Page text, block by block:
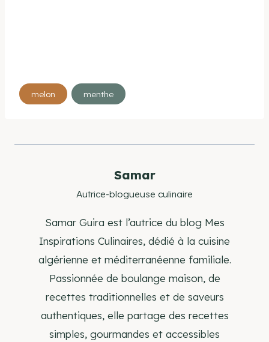
Étiquettes
de
publication :
melon menthe
Samar
Autrice-blogueuse culinaire
Samar Guira est l’autrice du blog Mes
Inspirations Culinaires, dédié à la cuisine
algérienne et méditerranéenne familiale.
Passionnée de boulange maison, de
recettes traditionnelles et de saveurs
authentiques, elle partage des recettes
simples, gourmandes et accessibles